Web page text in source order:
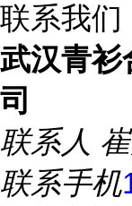
联系我们
武汉青衫
司
联系人
联系手机